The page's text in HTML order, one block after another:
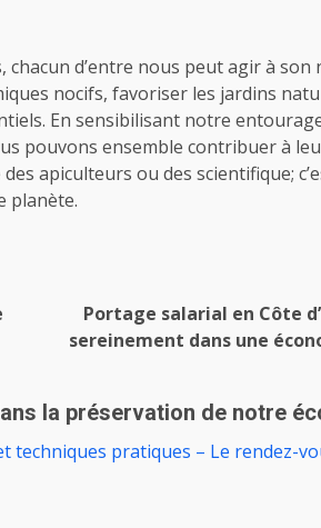
d’entre nous peut agir à son
nocifs, favoriser les jardins
En sensibilisant notre
pouvons ensemble contribuer à
apiculteurs ou des scientifique;
planète.
Portage salarial en Côte
sereinement dans une
la préservation de notre
techniques pratiques – Le rendez-